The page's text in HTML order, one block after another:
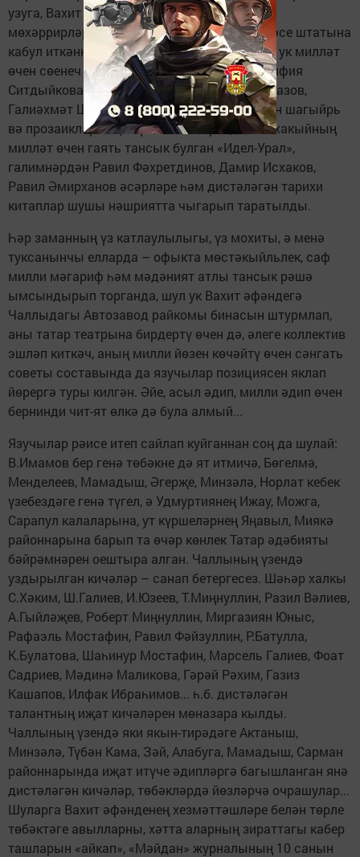
узуга, Вахит әфәнденең үзен дә, ул туплаган
мөхәррирләр төркемен дә КамАЗ берләшмәсе штатына
кабул иткәннәр. Нәтиҗәсе иң тәүге елларда ук милләт
өчен сөенеч булып кайтты: Факил Сафин, Әлфия
Ситдыйкова, Рәзинә Мөхиярова, Мирһади Разов,
Галиәхмәт Шаһи, Вәрис Гали һ.б. дистәләгән шагыйрь
вә прозаикларның тәүге китаплары да, Г.Исхакыйның
милләт өчен гаять тансык булган «Идел-Урал»,
галимнәрдән Равил Фәхретдинов, Дамир Исхаков,
Равил Әмирханов әсәрләре һәм дистәләгән тарихи
китаплар шушы нәшриятта чыгарып таратылды.
Һәр заманның үз катлаулылыгы, үз мохиты, ә менә
туксанынчы елларда – офыкта мөстәкыйльлек, саф
милли мәгариф һәм мәдәният атлы тансык рәшә
ымсындырып торганда, шул ук Вахит әфәндегә
Чаллыдагы Автозавод райкомы бинасын штурмлап,
аны татар театрына бирдертү өчен дә, әлеге коллектив
эшләп киткәч, аның милли йөзен көчәйтү өчен сәнгать
советы составында да язучылар позициясен яклап
йөрергә туры килгән. Әйе, асыл әдип, милли әдип өчен
бернинди чит-ят өлкә дә була алмый...
Язучылар рәисе итеп сайлап куйганнан соң да шулай:
В.Имамов бер генә төбәкне дә ят итмичә, Бөгелмә,
Менделеев, Мамадыш, Әгерҗе, Минзәлә, Норлат кебек
үзебездәге генә түгел, ә Удмуртиянең Ижау, Можга,
Сарапул калаларына, ут күршеләрнең Яңавыл, Миякә
районнарына барып та өчәр көнлек Татар әдәбияты
бәйрәмнәрен оештыра алган. Чаллының үзендә
уздырылган кичәләр – санап бетергесез. Шәһәр халкы
С.Хәким, Ш.Галиев, И.Юзеев, Т.Миңнуллин, Разил Вәлиев,
А.Гыйләҗев, Роберт Миңнуллин, Миргазиян Юныс,
Рафаэль Мостафин, Равил Фәйзуллин, Р.Батулла,
К.Булатова, Шаһинур Мостафин, Марсель Галиев, Фоат
Садриев, Мәдинә Маликова, Гәрәй Рәхим, Газиз
Кашапов, Илфак Ибраһимов... һ.б. дистәләгән
талантның иҗат кичәләрен мөназара кылды.
Чаллының үзендә яки якын-тирәдәге Актаныш,
Минзәлә, Түбән Кама, Зәй, Алабуга, Мамадыш, Сарман
районнарында иҗат итүче әдипләргә багышланган янә
дистәләгән кичәләр, төбәкләрдә йөзләрчә очрашулар...
Шуларга Вахит әфәнденең хезмәттәшләре белән төрле
төбәктәге авылларны, хәтта аларның зираттагы кабер
ташларын «айкап», «Мәйдан» журналының 10 санын